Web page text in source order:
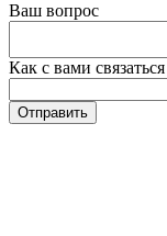
Ваш вопрос
Как с вами связаться